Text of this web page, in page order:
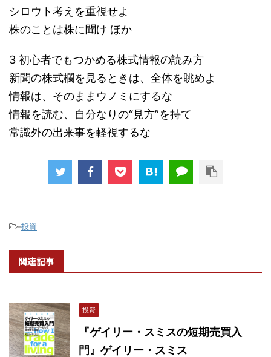
シロウト考えを重視せよ
株のことは株に聞け ほか
3 初心者でもつかめる株式情報の読み方
新聞の株式欄を見るときは、全体を眺めよ
情報は、そのままウノミにするな
情報を読む、自分なりの“見方”を持て
常識外の出来事を軽視するな
-投資
関連記事
投資
『ゲイリー・スミスの短期売買入
門』ゲイリー・スミス